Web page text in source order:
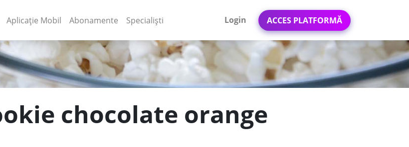
(current)
Aplicație Mobil (current)
Abonamente Specialiști Login ACCES PLATFORMĂ
chocolate orange